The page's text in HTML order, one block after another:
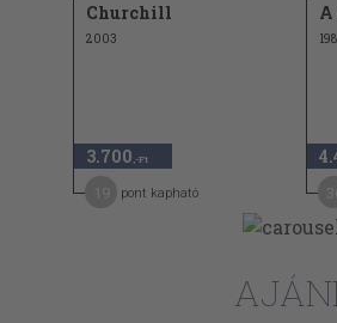
Churchill
2003
3.700 ,-Ft
pont kapható